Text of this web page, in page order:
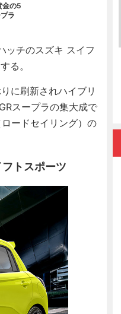
金の5
ラ
ッチのスズキ スイフ
る。
に刷新されハイブリ
スープラの集大成で
ードセイリング）の
トスポーツ